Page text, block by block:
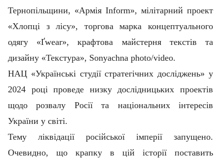
Тернопільщини, «Армія Inform», мілітарний проект
«Хлопці з лісу», торгова марка концептуального
одягу «Ґwear», крафтова майстерня текстів та
дизайну «Текстура», Sonyachna photo/video.
НАЦ «Українські студії стратегічних досліджень» у
2024 році проведе низку дослідницьких проектів
щодо розвалу Росії та національних інтересів
України у світі.
Тему ліквідації російської імперії запущено.
Очевидно, що крапку в цій історії поставить